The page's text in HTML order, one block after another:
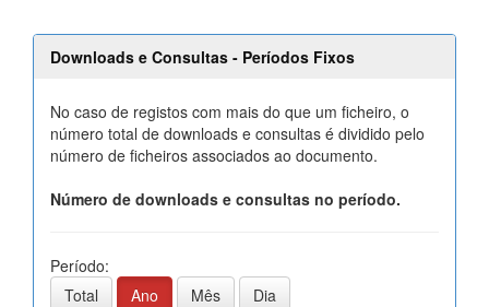
Downloads e Consultas - Períodos Fixos
No caso de registos com mais do que um ficheiro, o
número total de downloads e consultas é dividido pelo
número de ficheiros associados ao documento.
Número de downloads e consultas no período.
Período:
Total
Ano Mês Dia